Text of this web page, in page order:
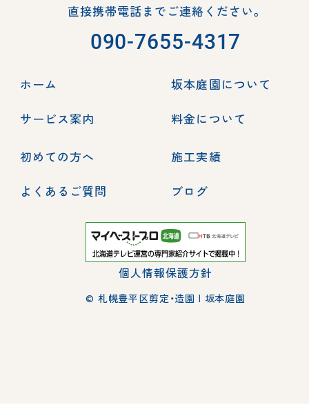
直接携帯電話までご連絡ください。
090-7655-4317
ホーム
坂本庭園について
サービス案内
料金について
初めての方へ
施工実績
よくあるご質問
ブログ
個人情報保護方針
© 札幌豊平区剪定・造園 | 坂本庭園